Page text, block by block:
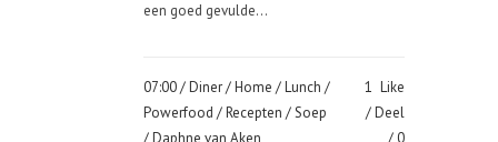
een goed gevulde...
07:00 /Diner/Home /Lunch /
Powerfood /Recepten /Soep
/ Daphne van Aken
1 Like
Deel
0